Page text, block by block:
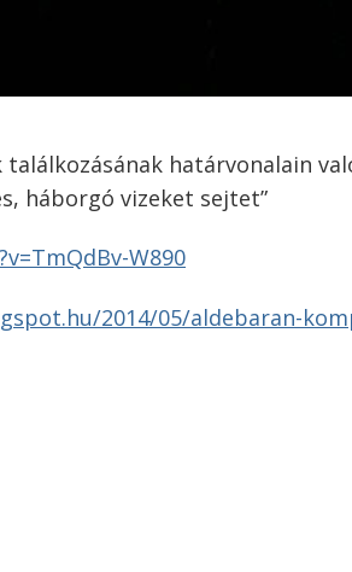
találkozásának határvonalain
, háborgó vizeket sejtet”
W890
2014/05/aldebaran-